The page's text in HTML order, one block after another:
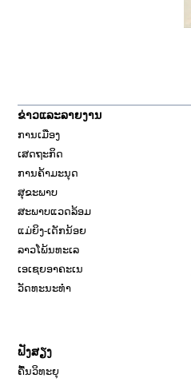
ຂ່າວແລະລາຍງານ
ການເມືອງ
ເສດຖະກິດ
ການຄ້າມະນຸດ
ສຸຂະພາບ
ສະພາບແວດລ້ອມ
ແມ່ຍິງ-ເດັກນ້ອຍ
ລາວໂພ້ນທະເລ
ເອເຊຍອາຄະເນ
ວັດທະນະທຳ
ຟັງສຽງ
ຄື້ນວິທະຍຸ